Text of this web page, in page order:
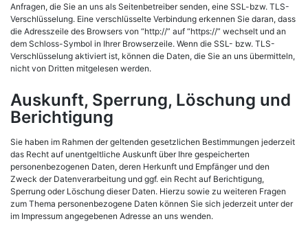
Anfragen, die Sie an uns als Seitenbetreiber senden, eine SSL-bzw. TLS-
Verschlüsselung. Eine verschlüsselte Verbindung erkennen Sie daran, dass
die Adresszeile des Browsers von “http://” auf “https://” wechselt und an
dem Schloss-Symbol in Ihrer Browserzeile. Wenn die SSL- bzw. TLS-
Verschlüsselung aktiviert ist, können die Daten, die Sie an uns übermitteln,
nicht von Dritten mitgelesen werden.
Auskunft, Sperrung, Löschung und
Berichtigung
Sie haben im Rahmen der geltenden gesetzlichen Bestimmungen jederzeit
das Recht auf unentgeltliche Auskunft über Ihre gespeicherten
personenbezogenen Daten, deren Herkunft und Empfänger und den
Zweck der Datenverarbeitung und ggf. ein Recht auf Berichtigung,
Sperrung oder Löschung dieser Daten. Hierzu sowie zu weiteren Fragen
zum Thema personenbezogene Daten können Sie sich jederzeit unter der
im Impressum angegebenen Adresse an uns wenden.